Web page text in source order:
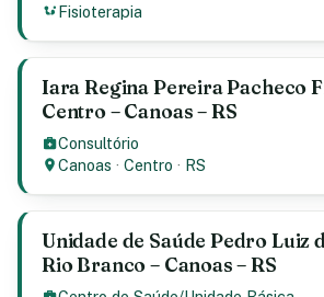
Fisioterapia
Iara Regina Pereira Pacheco
Centro – Canoas – RS
Consultório
Canoas ·Centro · RS
Unidade de Saúde Pedro Luiz
Rio Branco – Canoas – RS